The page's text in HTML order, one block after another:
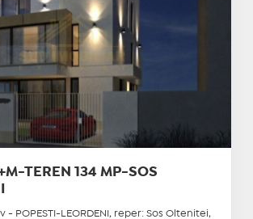
TEREN 134 MP-SOS
- POPESTI-LEORDENI, reper: Sos Oltenitei,